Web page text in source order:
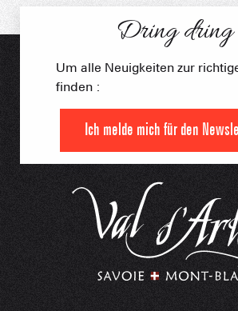
Dring dring
Um alle Neuigkeiten zur
finden :
Ich melde mich für den